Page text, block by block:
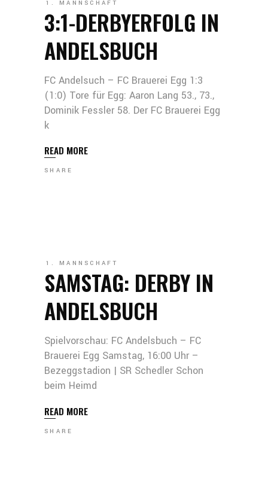
1. MANNSCHAFT
3:1-DERBYERFOLG IN
ANDELSBUCH
FC Andelsuch – FC Brauerei Egg 1:3
(1:0) Tore für Egg: Aaron Lang 53., 73.,
Dominik Fessler 58. Der FC Brauerei Egg
k
READ MORE
SHARE
1. MANNSCHAFT
SAMSTAG: DERBY IN
ANDELSBUCH
Spielvorschau: FC Andelsbuch – FC
Brauerei Egg Samstag, 16:00 Uhr –
Bezeggstadion | SR Schedler Schon
beim Heimd
READ MORE
SHARE